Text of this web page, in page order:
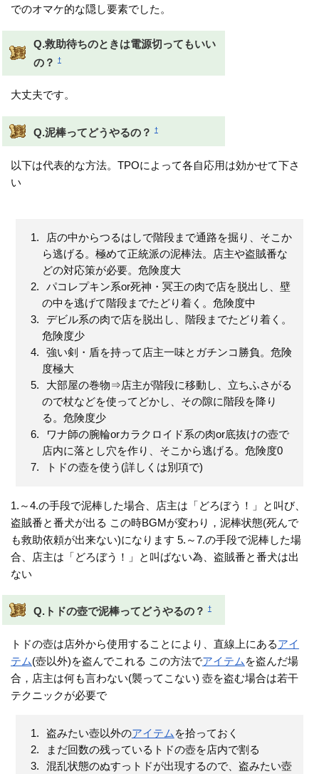
でのオマケ的な隠し要素でした。
Q.救助待ちのときは電源切ってもいい
の？
†
大丈夫です。
Q.泥棒ってどうやるの？ †
以下は代表的な方法。TPOによって各自応用は効かせて下さ
い
店の中からつるはしで階段まで通路を掘り、そこか
ら逃げる。極めて正統派の泥棒法。店主や盗賊番な
どの対応策が必要。危険度大
パコレプキン系or死神・冥王の肉で店を脱出し、壁
の中を逃げて階段までたどり着く。危険度中
デビル系の肉で店を脱出し、階段までたどり着く。
危険度少
強い剣・盾を持って店主一味とガチンコ勝負。危険
度極大
大部屋の巻物⇒店主が階段に移動し、立ちふさがる
ので杖などを使ってどかし、その隙に階段を降り
る。危険度少
ワナ師の腕輪orカラクロイド系の肉or底抜けの壺で
店内に落とし穴を作り、そこから逃げる。危険度0
トドの壺を使う(詳しくは別項で)
1.～4.の手段で泥棒した場合、店主は「どろぼう！」と叫び、
盗賊番と番犬が出る この時BGMが変わり，泥棒状態(死んで
も救助依頼が出来ない)になります 5.～7.の手段で泥棒した場
合、店主は「どろぼう！」と叫ばない為、盗賊番と番犬は出
ない
Q.トドの壺で泥棒ってどうやるの？ †
トドの壺は店外から使用することにより、直線上にあるアイ
テム(壺以外)を盗んでこれる この方法でアイテム を盗んだ場
合，店主は何も言わない(襲ってこない) 壺を盗む場合は若干
テクニックが必要で
盗みたい壺以外のアイテム を拾っておく
まだ回数の残っているトドの壺を店内で割る
混乱状態のぬすっトドが出現するので、盗みたい壺